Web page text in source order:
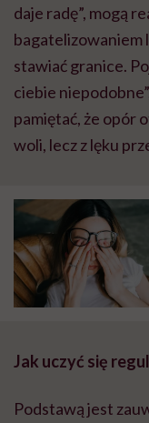
daje radę”, mogą
bagatelizowaniem
stawiać granice.
ciebie
pamiętać, że opór
woli, lecz z lęku
Jak uczyć się
Podstawą jest